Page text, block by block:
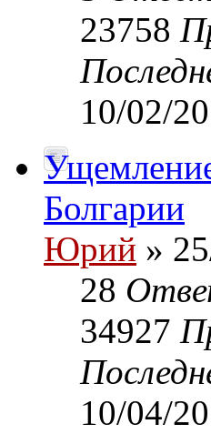
23758
10/02/
Болгарии
Юрий »
28
34927
10/04/